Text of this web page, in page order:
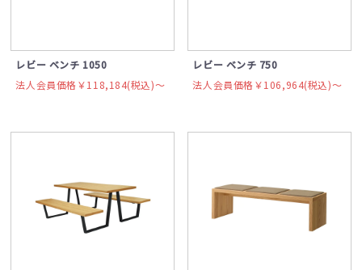
レビー ベンチ 1050
法人会員価格￥118,184(税込)〜
レビー ベンチ 750
法人会員価格￥106,964(税込)〜